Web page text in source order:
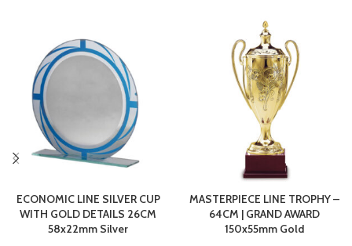
ECONOMIC LINE SILVER CUP
WITH GOLD DETAILS 26CM
58x22mm Silver
MASTERPIECE LINE TROPHY –
64CM | GRAND AWARD
150x55mm Gold